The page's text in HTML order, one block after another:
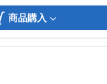
商品購入